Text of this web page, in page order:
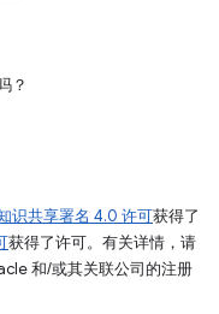
？
识共享署名 4.0 许可获得了
获得了许可。有关详情，请
和/或其关联公司的注册